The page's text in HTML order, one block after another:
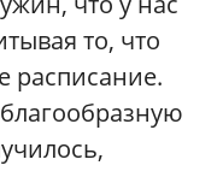
то, что
расписание.